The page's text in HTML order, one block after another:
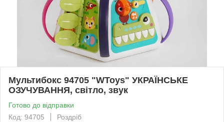
Мультибокс 94705 "WToys" УКРАЇНСЬКЕ
ОЗУЧУВАННЯ, світло, звук
Готово до відправки
Код: 94705
Роздріб